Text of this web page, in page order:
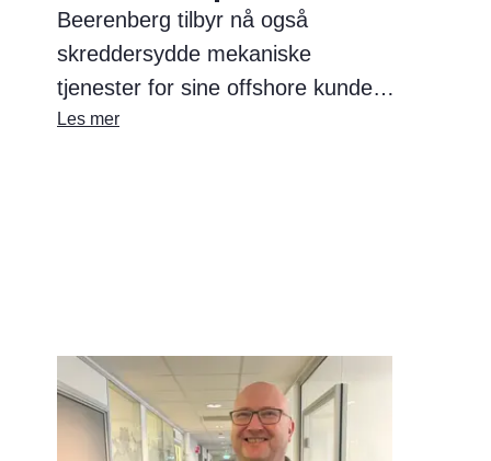
Beerenberg tilbyr nå også
skreddersydde mekaniske
tjenester for sine offshore kunder.
Dette kommer som svar på et
Les mer